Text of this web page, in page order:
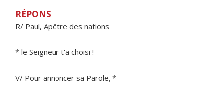
RÉPONS
R/ Paul, Apôtre des nations
* le Seigneur t'a choisi !
V/ Pour annoncer sa Parole, *